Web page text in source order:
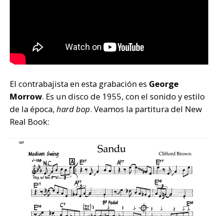
El contrabajista en esta grabación es George
Morrow. Es un disco de 1955, con el sonido y estilo
de la época, hard bop. Veamos la partitura del New
Real Book: